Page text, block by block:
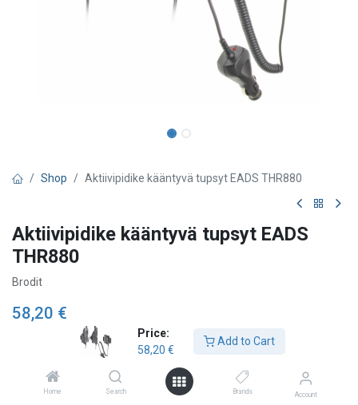
Price:
58,20 €
Add to Cart
Home Search Brands Account
Shop Aktiivipidike kääntyvä tupsyt EADS THR880
Aktiivipidike kääntyvä tupsyt EADS
THR880
Brodit
58,20 €
Add to Cart